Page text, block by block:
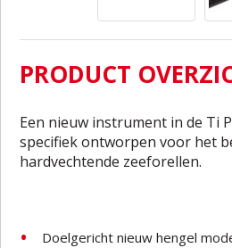
PRODUCT
Een nieuw instrument in de Ti
specifiek ontworpen voor het
hardvechtende zeeforellen.
Doelgericht nieuw hengel